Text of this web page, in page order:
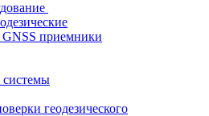
GNSS приемники
геодезического